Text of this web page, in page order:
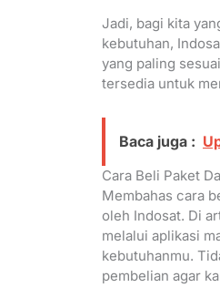
Jadi, bagi kita
kebutuhan,
yang paling
tersedia untuk
Baca juga :
Cara Beli Paket
Membahas cara
oleh Indosat. Di
melalui aplikasi
kebutuhanmu.
pembelian agar